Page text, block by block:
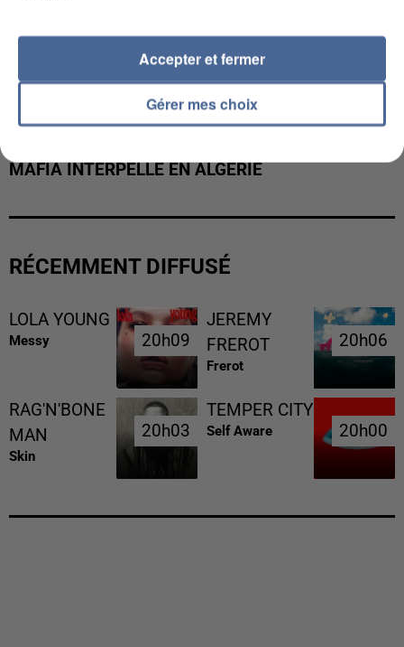
MAFIA INTERPELLÉ EN ALGÉRIE
RÉCEMMENT DIFFUSÉ
LOLA YOUNG
Messy 20h09
20h09
JEREMY
FREROT
Frerot
20h06
20h06
RAG'N'BONE
MAN
Skin
20h03
20h03
TEMPER CITY
Self Aware 20h00
20h00
Gérer mes choix
Accepter et fermer